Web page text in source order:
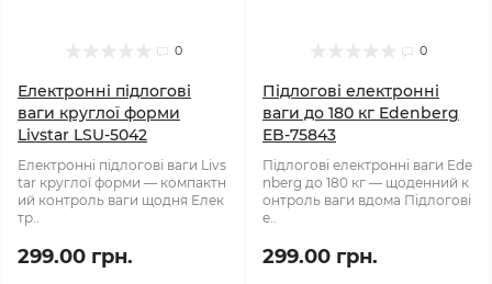
0
Електронні підлогові
ваги круглої форми
Livstar LSU-5042
Електронні підлогові ваги Livs
tar круглої форми — компактн
ий контроль ваги щодня Елек
тр..
299.00 грн.
0
Підлогові електронні
ваги до 180 кг Edenberg
EB-75843
Підлогові електронні ваги Ede
nberg до 180 кг — щоденний к
онтроль ваги вдома Підлогові
е..
299.00 грн.